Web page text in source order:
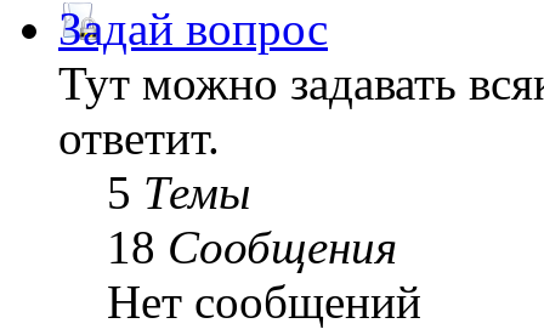
Задай вопрос
Тут можно задавать
ответит.
5 Темы
18 Сообщения
Нет сообщений